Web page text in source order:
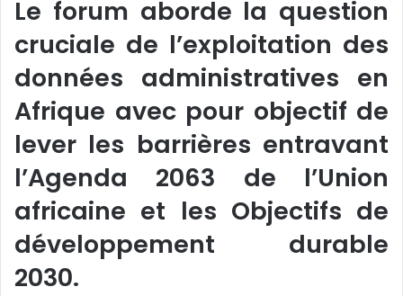
Le forum aborde la question
cruciale de l’exploitation des
données administratives en
Afrique avec pour objectif de
lever les barrières entravant
l’Agenda 2063 de l’Union
africaine et les Objectifs de
développement durable
2030.